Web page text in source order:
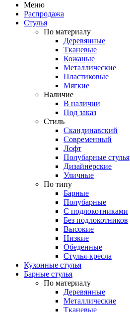
Меню
Распродажа
Стулья
По материалу
Деревянные
Тканевые
Кожаные
Металлические
Пластиковые
Мягкие
Наличие
В наличии
Под заказ
Стиль
Скандинавский
Современный
Лофт
Полубарные стулья
Дизайнерские
Уличные
По типу
Барные
Полубарные
С подлокотниками
Без подлокотников
Высокие
Низкие
Обеденные
Стулья-кресла
Кухонные стулья
Барные стулья
По материалу
Деревянные
Металлические
Тканевые